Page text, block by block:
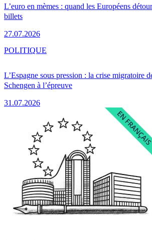
L’euro en mèmes : quand les Européens
billets
27.07.2026
L’Espagne sous pression : la crise migratoire
Schengen à l’épreuve
31.07.2026
POLITIQUE